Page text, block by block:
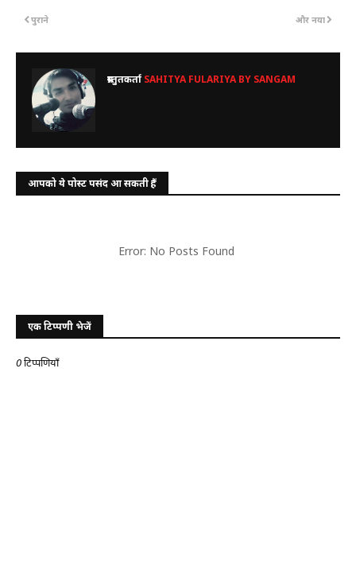
और नया
पुराने
प्रस्तुतकर्ता SAHITYA FULARIYA BY SANGAM
आपको ये पोस्ट पसंद आ सकती हैं
Error: No Posts Found
एक टिप्पणी भेजें
0 टिप्पणियाँ